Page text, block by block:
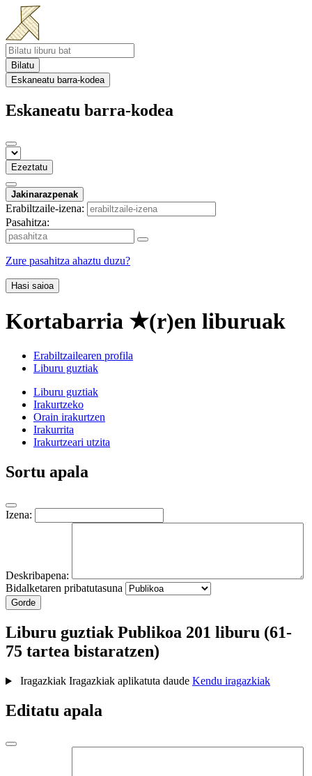
Bilatu
Eskaneatu barra-kodea
Eskaneatu barra-kodea
Ezeztatu
Jakinarazpenak
Erabiltzaile-izena:
Pasahitza:
Zure pasahitza ahaztu duzu?
Hasi saioa
Kortabarria ★(r)en liburuak
Erabiltzailearen profila
Liburu guztiak
Liburu guztiak
Irakurtzeko
Orain irakurtzen
Irakurrita
Irakurtzeari utzita
Sortu apala
Izena:
Deskribapena:
Bidalketaren pribatutasuna
Gorde
Liburu guztiakPublikoa 201 liburu (61-
75 tartea bistaratzen)
Iragazkiak Iragazkiak aplikatuta daude Kendu iragazkiak
Editatu apala